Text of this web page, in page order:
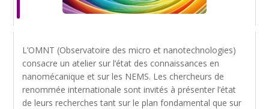
L’OMNT (Observatoire des micro et nanotechnologies)
consacre un atelier sur l’état des connaissances en
nanomécanique et sur les NEMS. Les chercheurs de
renommée internationale sont invités à présenter l’état
de leurs recherches tant sur le plan fondamental que sur